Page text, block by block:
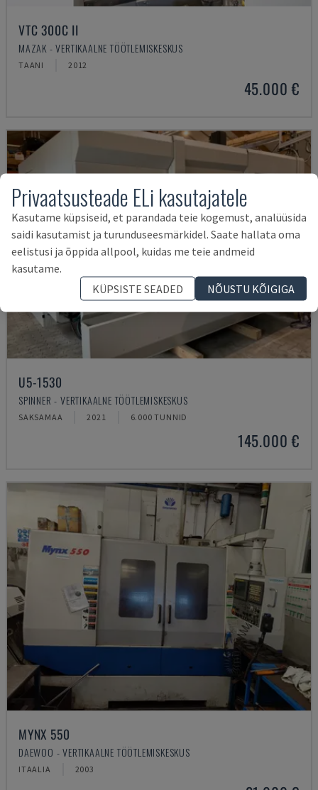
VTC 300C II
MAZAK - VERTIKAALNE TÖÖTLEMISKESKUS
TAANI 2012
45.000 €
U5-1530
SPINNER - VERTIKAALNE TÖÖTLEMISKESKUS
SAKSAMAA 2021 6.000 TUNNID
145.000 €
MYNX 550
DAEWOO - VERTIKAALNE TÖÖTLEMISKESKUS
ITAALIA 2003
Privaatsusteade ELi kasutajatele
Kasutame küpsiseid, et parandada teie kogemust, analüüsida
saidi kasutamist ja turunduseesmärkidel. Saate hallata oma
eelistusi ja õppida allpool, kuidas me teie andmeid
kasutame.
KÜPSISTE SEADED
NÕUSTU KÕIGIGA